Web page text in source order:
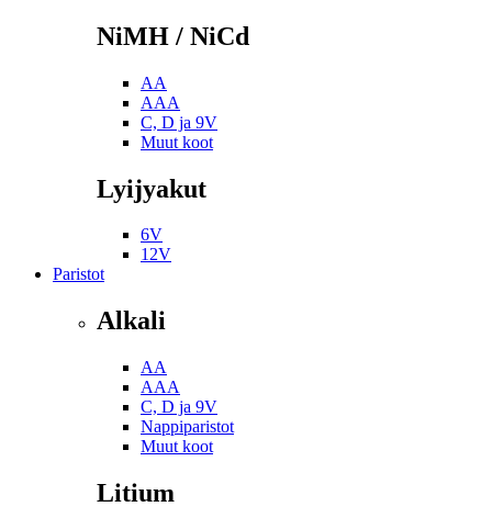
NiMH / NiCd
AA
AAA
C, D ja 9V
Muut koot
Lyijyakut
6V
12V
Paristot
Alkali
AA
AAA
C, D ja 9V
Nappiparistot
Muut koot
Litium